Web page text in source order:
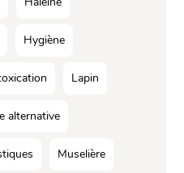
Hygiène
Lapin
alternative
Muselière